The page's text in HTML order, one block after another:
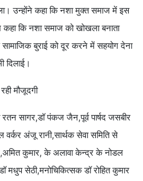
उन्होंने कहा कि नशा मुक्त समाज में इस
कि नशा समाज को खोखला बनाता
बुराई को दूर करने में सहयोग देना
दिलाई।
मौजूदगी
सागर,डॉ पंकज जैन,पूर्व पार्षद जसबीर
वर्कर अंजू रानी,सार्थक सेवा समिति से
कुमार, के अलावा केन्द्र के नोडल
सेठी,मनोचिकित्सक डॉ रोहित कुमार